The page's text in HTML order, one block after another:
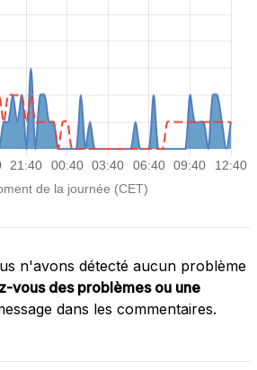
n'avons détecté aucun problème
vous des problèmes ou une
dans les commentaires.